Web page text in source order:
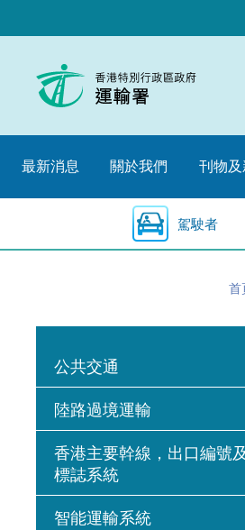
至
始
最新消息 關於我們 刊物
駕駛者
首
公共交通
陸路過境運輸
香港主要幹線，出口編號
標誌系統
智能運輸系統